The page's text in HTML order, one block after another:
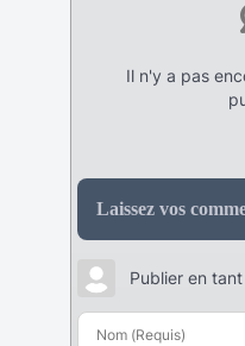
Il n'y a pas
Laissez vos
Publier en
Nom (Requis)